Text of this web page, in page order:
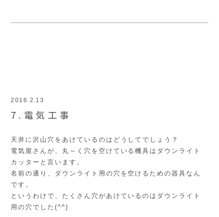
2016.2.13
7.電気工事
天井に沢山穴をあけているのはどうしてでしょう？
電気屋さんが、丸～く穴を空けている機具はダウンライト
カッターと言います。
名前の通り、ダウンライト用の穴を空けるための器具なん
です。
というわけで、たくさん穴があけているのはダウンライト
用の穴でした(^^)